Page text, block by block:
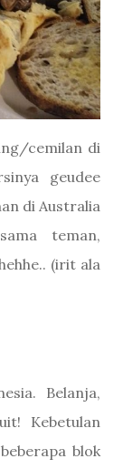
cemilan di
geudee
di Australia
teman,
(irit ala
Belanja,
Kebetulan
blok